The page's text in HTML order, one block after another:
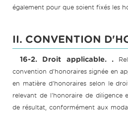
également pour que soient fixés les
II. CONVENTION
16-2. Droit applicable. .
convention d'honoraires signée en
en matière d'honoraires selon le
relevant de l'honoraire de diligence
de résultat, conformément aux